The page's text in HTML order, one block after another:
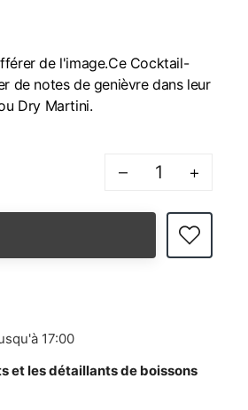
de l'image.Ce Cocktail-
de notes de genièvre dans leur
Dry Martini.
– +
17:00
et les détaillants de boissons